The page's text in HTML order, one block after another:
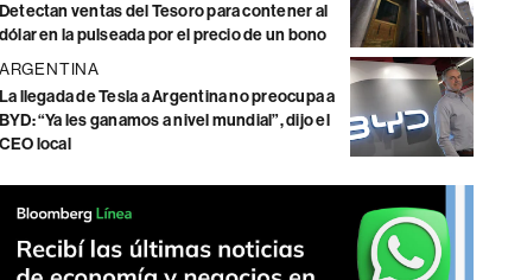
Detectan ventas del Tesoro para contener al
dólar en la pulseada por el precio de un bono
ARGENTINA
La llegada de Tesla a Argentina no preocupa a
BYD: “Ya les ganamos a nivel mundial”, dijo el
CEO local